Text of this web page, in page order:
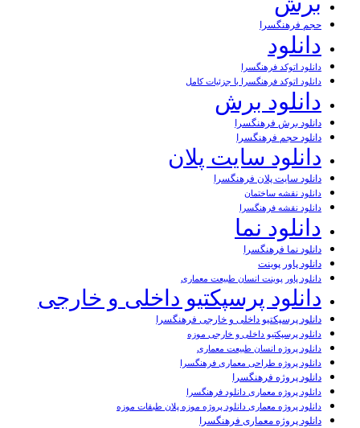
حجم فرهنگسرا
دانلود
دانلود اتوکد فرهنگسرا
دانلود اتوکد فرهنگسرا با جزئیات کامل
دانلود برش
دانلود برش فرهنگسرا
دانلود حجم فرهنگسرا
دانلود سایت پلان
دانلود سایت پلان فرهنگسرا
دانلود نقشه ساختمان
دانلود نقشه فرهنگسرا
دانلود نما
دانلود نما فرهنگسرا
دانلود پاور پوینت
دانلود پاور پوینت انسان طبیعت معماری
دانلود پرسپکتیو داخلی و خارجی
دانلود پرسپکتیو داخلی و خارجی فرهنگسرا
دانلود پرسپکتیو داخلی و خارجی موزه
دانلود پروژه انسان طبیعت معماری
دانلود پروژه طراحی معماری فرهنگسرا
دانلود پروژه فرهنگسرا
دانلود پروژه معماری دانلود فرهنگسرا
دانلود پروژه معماری دانلود پروژه موزه پلان طبقات موزه
دانلود پروژه معماری فرهنگسرا